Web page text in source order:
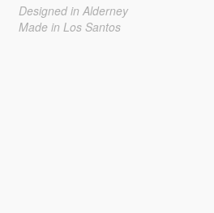
Designed in Alderney
Made in Los Santos